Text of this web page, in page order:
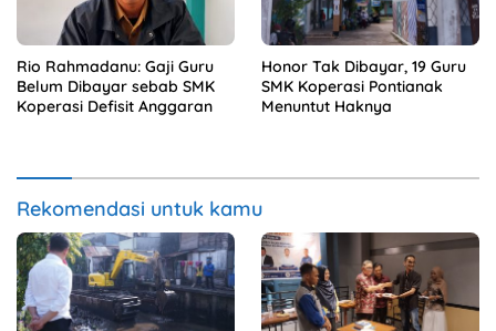
Rio Rahmadanu: Gaji Guru
Belum Dibayar sebab SMK
Koperasi Defisit Anggaran
Honor Tak Dibayar, 19 Guru
SMK Koperasi Pontianak
Menuntut Haknya
Rekomendasi untuk kamu